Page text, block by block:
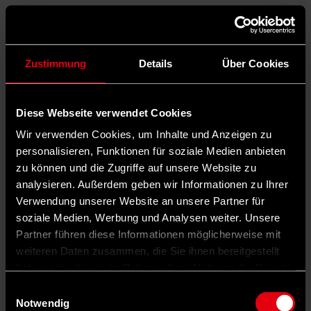
Zustimmung Details Über Cookies
Diese Webseite verwendet Cookies
Wir verwenden Cookies, um Inhalte und Anzeigen zu
personalisieren, Funktionen für soziale Medien anbieten
zu können und die Zugriffe auf unsere Website zu
analysieren. Außerdem geben wir Informationen zu Ihrer
Verwendung unserer Website an unsere Partner für
soziale Medien, Werbung und Analysen weiter. Unsere
Partner führen diese Informationen möglicherweise mit
weiteren Daten zusammen, die Sie ihnen bereitgestellt
Notwendig
„Die Stiftung soll Demokratie vor Ort erlebbar
machen“
SPD-Bundestagsabgeordnete Marianne Schieder im Interview.
Carl-Friedrich Höck· 23. April 2021 13:18:00
Lokal handeln - versöhnend wirken
Jahrelange Verhandlungen zwischen Namibia und Deutschland zur
Aufarbeitung der Kolonialzeit und des Völkermords zu Beginn des
vergangenen Jahrhunderts könnten vor dem Abschluß stehen. Den
beginnenden Versöhungsprozess können auch die Kommunen
unterstützen. Heiner Naumann, ehemaliger Leiter des Büros der
Friedrich-Ebert-Stiftung in Windhoek hält ein Plädoyer für deutsch-
namibische Städtepartnerschaften.